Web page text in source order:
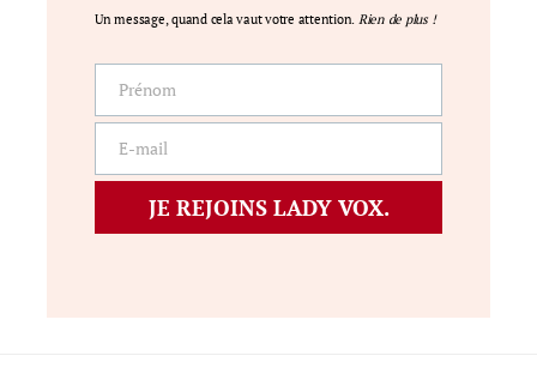
Un message, quand cela vaut votre attention. Rien de plus !
Prénom
Prénom
mail
E-mail
JE REJOINS LADY VOX.